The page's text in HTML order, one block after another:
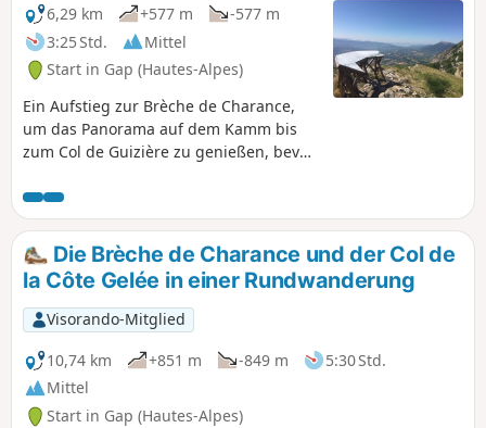
6,29 km
+577 m
-577 m
3:25 Std.
Mittel
Start in Gap (Hautes-Alpes)
Ein Aufstieg zur Brèche de Charance,
um das Panorama auf dem Kamm bis
zum Col de Guizière zu genießen, bevor
Eine ideale Route für den Sommer,
direkt oberhalb der Stadt Gap.
Die Brèche de Charance und der Col de
la Côte Gelée in einer Rundwanderung
Visorando-Mitglied
10,74 km
+851 m -849 m
5:30 Std.
Mittel
Start in Gap (Hautes-Alpes)